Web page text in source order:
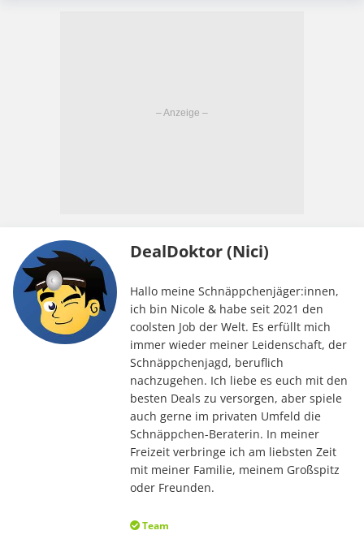
DealDoktor (Nici)
Hallo meine Schnäppchenjäger:innen,
ich bin Nicole & habe seit 2021 den
coolsten Job der Welt. Es erfüllt mich
immer wieder meiner Leidenschaft, der
Schnäppchenjagd, beruflich
nachzugehen. Ich liebe es euch mit den
besten Deals zu versorgen, aber spiele
auch gerne im privaten Umfeld die
Schnäppchen-Beraterin. In meiner
Freizeit verbringe ich am liebsten Zeit
mit meiner Familie, meinem Großspitz
oder Freunden.
Team